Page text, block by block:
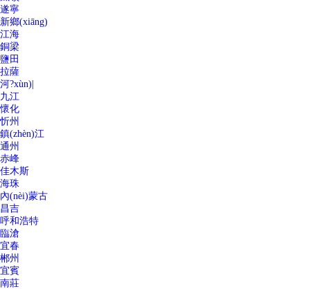
遂寧
新鄉(xiāng)
江海
銅梁
鹽田
拉薩
河?xùn)|
九江
懷化
忻州
鎮(zhèn)江
通州
赤峰
佳木斯
海珠
內(nèi)蒙古
昌吉
呼和浩特
臨滄
宜春
郴州
宜賓
南莊